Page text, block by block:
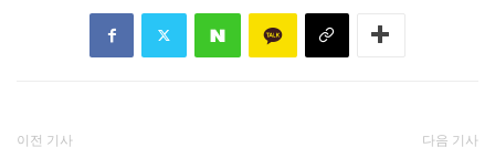
이전 기사 다음 기사